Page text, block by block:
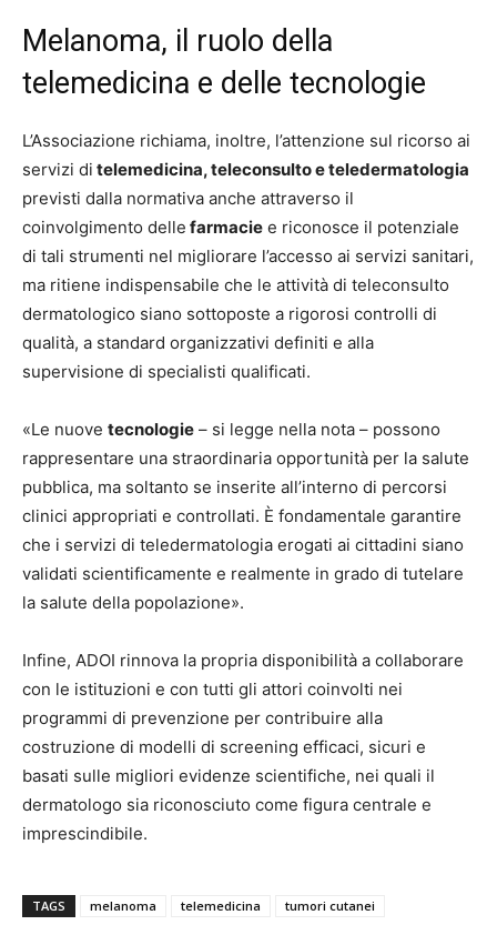
Melanoma, il ruolo della
telemedicina e delle tecnologie
L’Associazione richiama, inoltre, l’attenzione sul ricorso ai
servizi di telemedicina, teleconsulto e teledermatologia
previsti dalla normativa anche attraverso il
coinvolgimento delle farmacie e riconosce il potenziale
di tali strumenti nel migliorare l’accesso ai servizi sanitari,
ma ritiene indispensabile che le attività di teleconsulto
dermatologico siano sottoposte a rigorosi controlli di
qualità, a standard organizzativi definiti e alla
supervisione di specialisti qualificati.
«Le nuove tecnologie – si legge nella nota – possono
rappresentare una straordinaria opportunità per la salute
pubblica, ma soltanto se inserite all’interno di percorsi
clinici appropriati e controllati. È fondamentale garantire
che i servizi di teledermatologia erogati ai cittadini siano
validati scientificamente e realmente in grado di tutelare
la salute della popolazione».
Infine, ADOI rinnova la propria disponibilità a collaborare
con le istituzioni e con tutti gli attori coinvolti nei
programmi di prevenzione per contribuire alla
costruzione di modelli di screening efficaci, sicuri e
basati sulle migliori evidenze scientifiche, nei quali il
dermatologo sia riconosciuto come figura centrale e
imprescindibile.
TAGS melanoma telemedicina tumori cutanei